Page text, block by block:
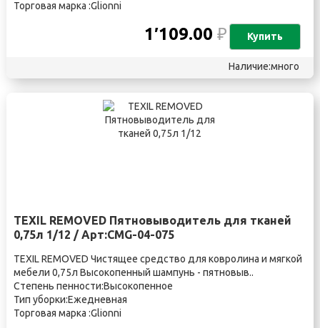
Торговая марка :Glionni
1′109.00₽ Купить
Наличие:много
TEXIL REMOVED Пятновыводитель для тканей
0,75л 1/12 / Арт:CMG-04-075
TEXIL REMOVED Чистящее средство для ковролина и мягкой
мебели 0,75л Высокопенный шампунь - пятновыв..
Степень пенности:Высокопенное
Тип уборки:Ежедневная
Торговая марка :Glionni